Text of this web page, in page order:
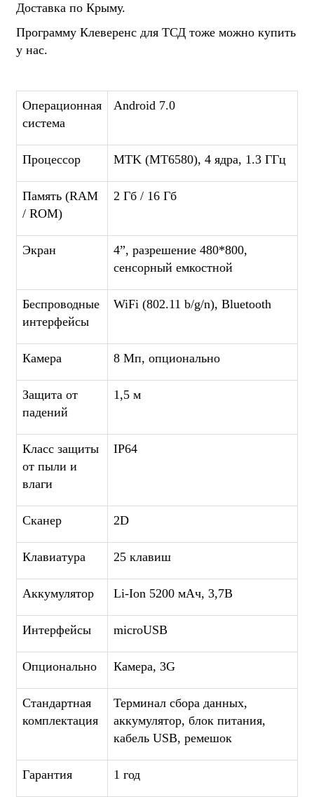
Доставка по Крыму.
Программу Клеверенс для ТСД тоже можно купить
у нас.
Операционная
система
Android 7.0
Процессор MTK (MT6580), 4 ядра, 1.3 ГГц
Память (RAM
/ ROM)
2 Гб / 16 Гб
Экран
4”, разрешение 480*800,
сенсорный емкостной
Беспроводные
интерфейсы
WiFi (802.11 b/g/n), Bluetooth
Камера 8 Мп, опционально
Защита от
падений
1,5 м
Класс защиты
от пыли и
влаги
IP64
Сканер 2D
Клавиатура 25 клавиш
Аккумулятор Li-Ion 5200 мАч, 3,7В
Интерфейсы microUSB
Опционально Камера, 3G
Стандартная
комплектация
Терминал сбора данных,
аккумулятор, блок питания,
кабель USB, ремешок
Гарантия 1 год